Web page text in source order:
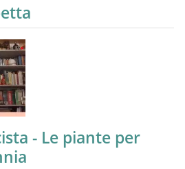
- Le piante per